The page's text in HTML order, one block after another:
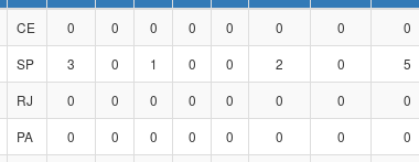
CE 0 0 0 0 0 0 0 0
SP 3 0 1 0 0 2 0 5
RJ 0 0 0 0 0 0 0 0
PA 0 0 0 0 0 0 0 0